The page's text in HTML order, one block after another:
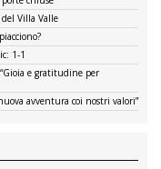
Villa Valle
1-1
e gratitudine per
avventura coi nostri valori”